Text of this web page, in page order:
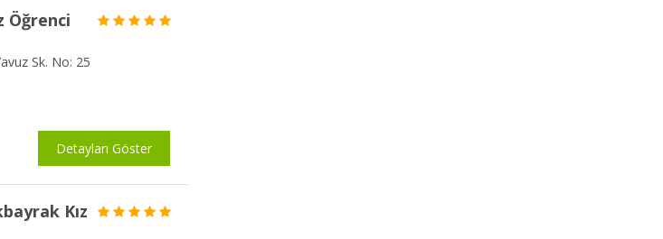
Öğrenci
Sk. No: 25
Detayları Göster
Kız